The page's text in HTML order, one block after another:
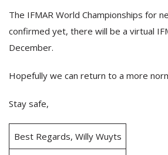
The IFMAR World Championships for
confirmed yet, there will be a virtual
December.
Hopefully we can return to a more
Stay safe,
Best Regards, Willy Wuyts